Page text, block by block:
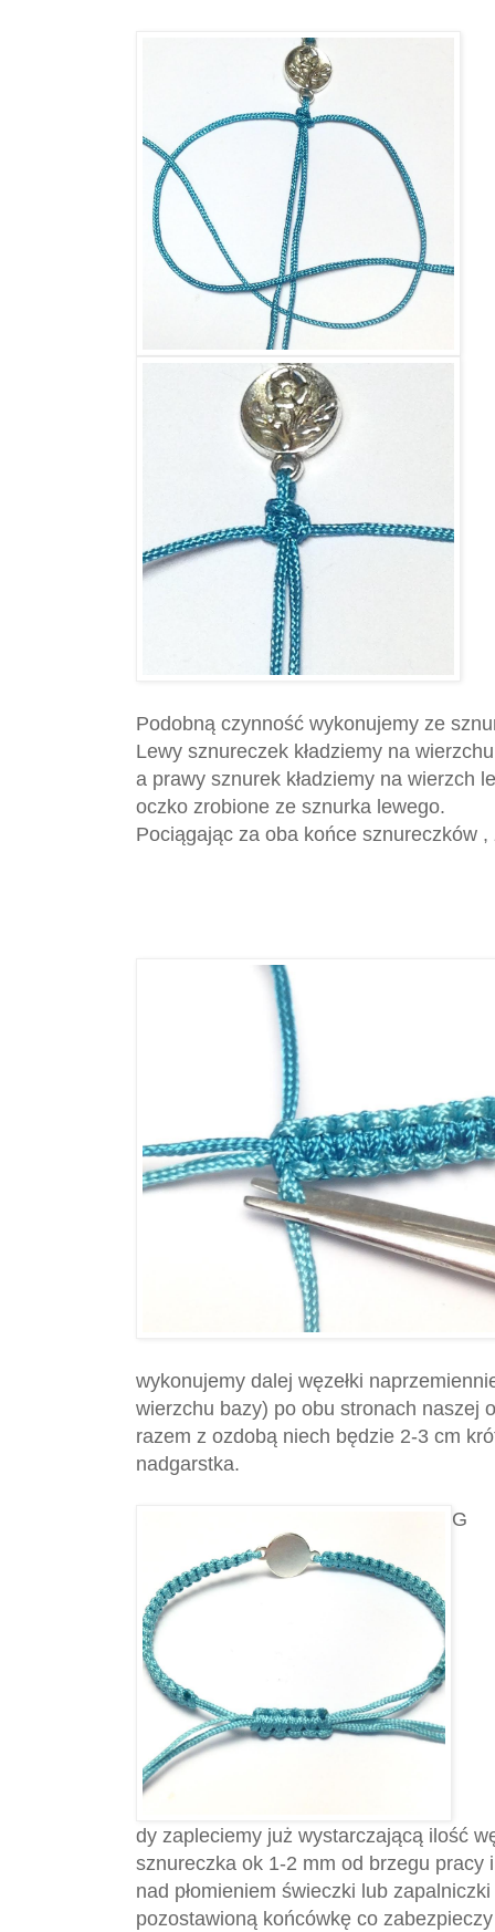
Podobną czynność wykonujemy ze
Lewy sznureczek kładziemy na
a prawy sznurek kładziemy na wierzch
oczko zrobione ze sznurka lewego.
Pociągając za oba końce sznureczków ,
wykonujemy dalej węzełki
wierzchu bazy) po obu stronach naszej
razem z ozdobą niech będzie 2-3 cm
nadgarstka.
G
dy zapleciemy już wystarczającą ilość
sznureczka ok 1-2 mm od brzegu
nad płomieniem świeczki lub
pozostawioną końcówkę co